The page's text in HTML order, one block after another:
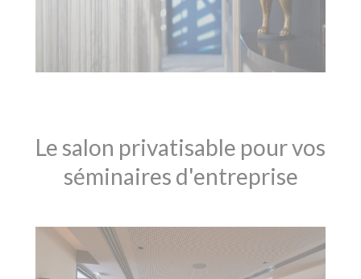
Le salon privatisable pour vos
séminaires d'entreprise